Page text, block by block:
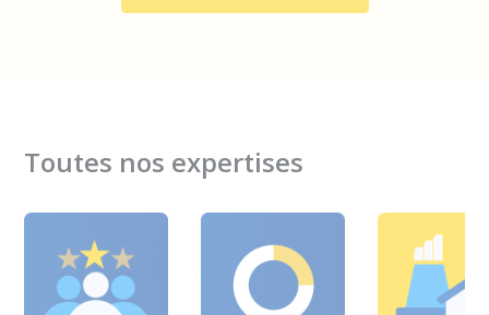
Toutes nos expertises